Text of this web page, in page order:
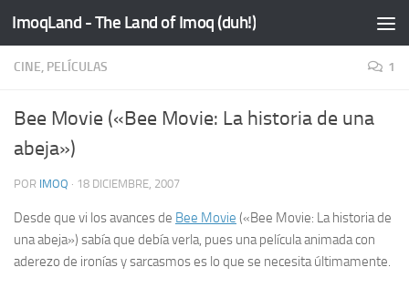
Saltar al contenido
ImoqLand - The Land of Imoq (duh!)
CINE, PELÍCULAS 1
Bee Movie («Bee Movie: La historia de una
abeja»)
POR IMOQ · 18 DICIEMBRE, 2007
Desde que vi los avances de Bee Movie («Bee Movie: La historia de
una abeja») sabía que debía verla, pues una película animada con
aderezo de ironías y sarcasmos es lo que se necesita últimamente.